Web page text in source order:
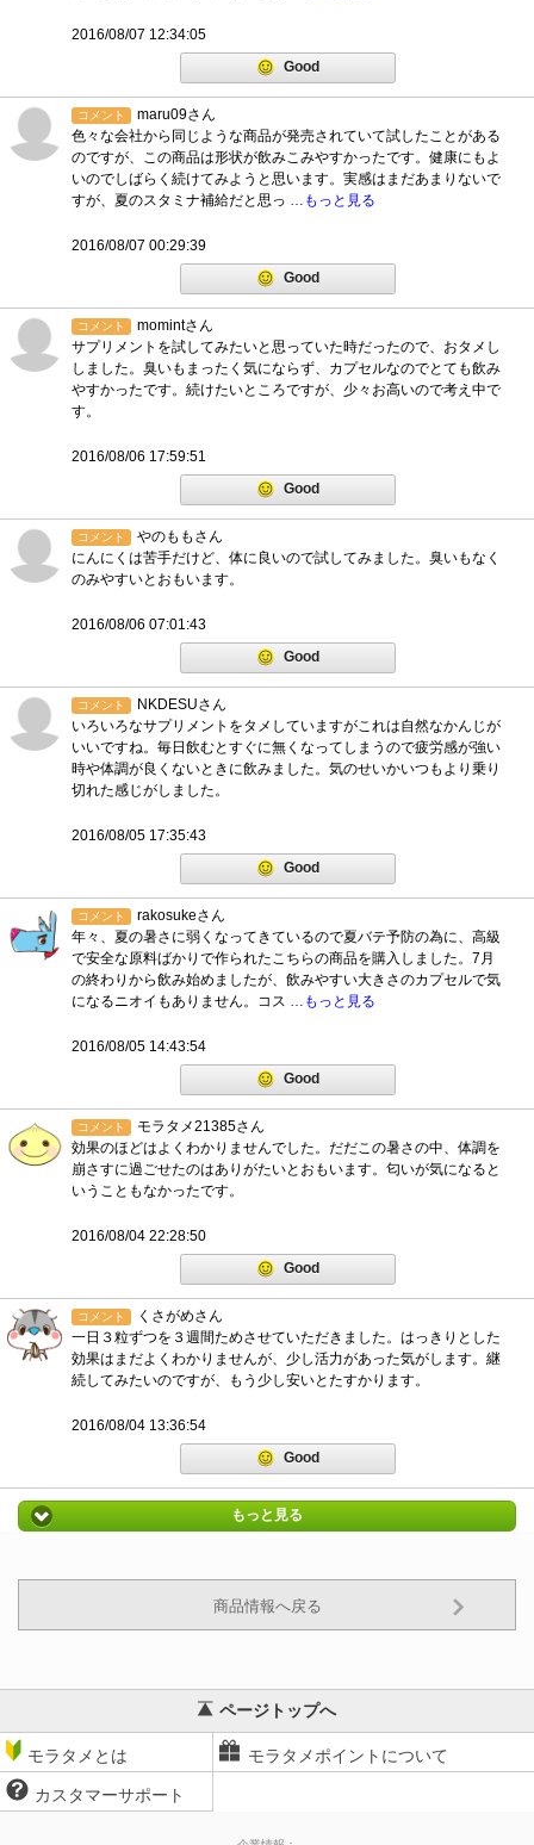
2016/08/07 12:34:05
Good
コメント
maru09さん
色々な会社から同じような商品が発売されていて試したことがある
のですが、この商品は形状が飲みこみやすかったです。健康にもよ
いのでしばらく続けてみようと思います。実感はまだあまりないで
すが、夏のスタミナ補給だと思っ …もっと見る
2016/08/07 00:29:39
Good
コメント
momintさん
サプリメントを試してみたいと思っていた時だったので、おタメし
しました。臭いもまったく気にならず、カプセルなのでとても飲み
やすかったです。続けたいところですが、少々お高いので考え中で
す。
2016/08/06 17:59:51
Good
コメント
やのももさん
にんにくは苦手だけど、体に良いので試してみました。臭いもなく
のみやすいとおもいます。
2016/08/06 07:01:43
Good
コメント
NKDESUさん
いろいろなサプリメントをタメしていますがこれは自然なかんじが
いいですね。毎日飲むとすぐに無くなってしまうので疲労感が強い
時や体調が良くないときに飲みました。気のせいかいつもより乗り
切れた感じがしました。
2016/08/05 17:35:43
Good
コメント
rakosukeさん
年々、夏の暑さに弱くなってきているので夏バテ予防の為に、高級
で安全な原料ばかりで作られたこちらの商品を購入しました。7月
の終わりから飲み始めましたが、飲みやすい大きさのカプセルで気
になるニオイもありません。コス …もっと見る
2016/08/05 14:43:54
Good
コメント
モラタメ21385さん
効果のほどはよくわかりませんでした。だだこの暑さの中、体調を
崩さすに過ごせたのはありがたいとおもいます。匂いが気になると
いうこともなかったです。
2016/08/04 22:28:50
Good
コメント
くさがめさん
一日３粒ずつを３週間ためさせていただきました。はっきりとした
効果はまだよくわかりませんが、少し活力があった気がします。継
続してみたいのですが、もう少し安いとたすかります。
2016/08/04 13:36:54
Good
もっと見る
商品情報へ戻る
ページトップへ
モラタメとは モラタメポイントについて
カスタマーサポート